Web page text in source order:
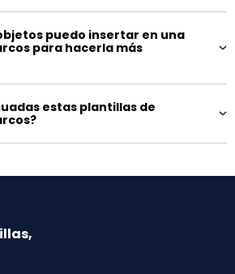
puedo insertar en una
para hacerla más
estas plantillas de